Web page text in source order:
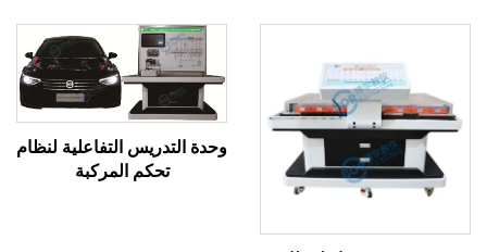
وحدة التدريس التفاعلية لنظام
تحكم المركبة